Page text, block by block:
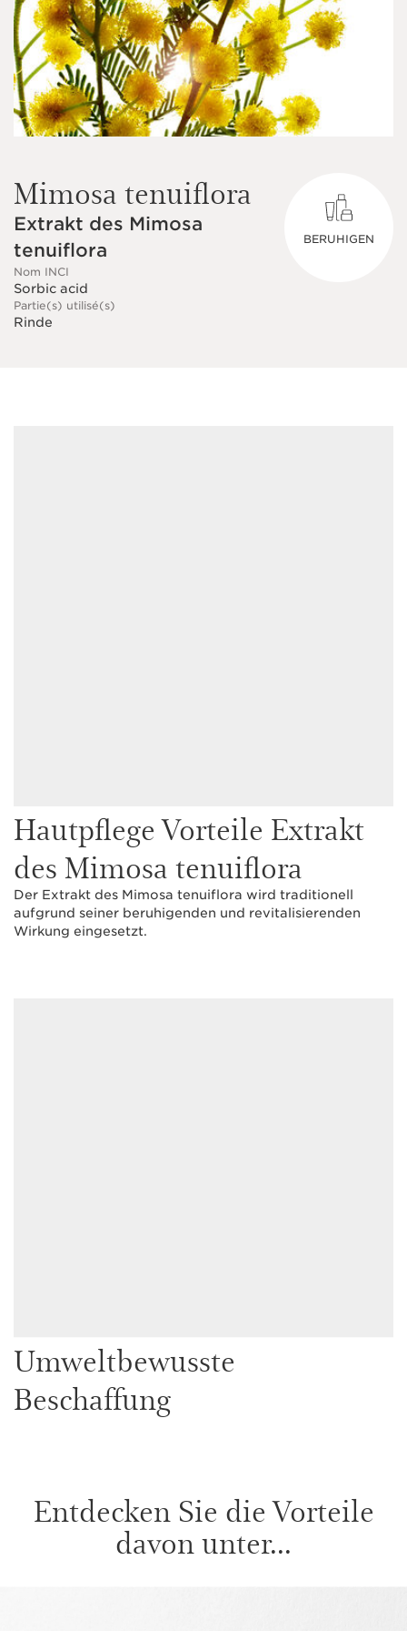
Mimosa tenuiflora
Extrakt des Mimosa
tenuiflora
Nom INCI
Sorbic acid
Partie(s) utilisé(s)
Rinde
BERUHIGEN
Hautpflege Vorteile Extrakt
des Mimosa tenuiflora
Der Extrakt des Mimosa tenuiflora wird traditionell
aufgrund seiner beruhigenden und revitalisierenden
Wirkung eingesetzt.
Umweltbewusste
Beschaffung
Entdecken Sie die Vorteile
davon unter...